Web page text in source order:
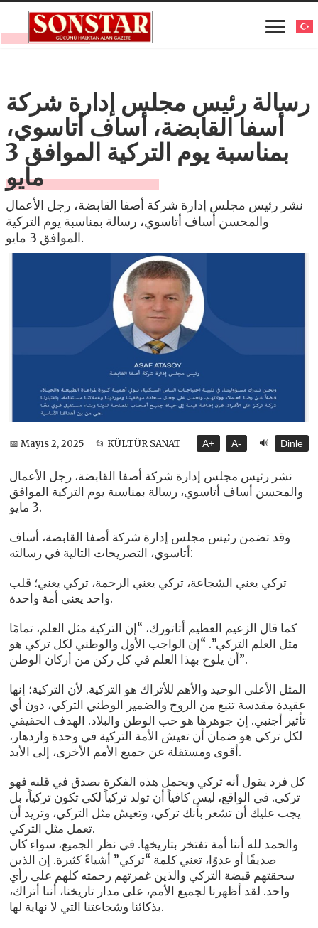
رسالة رئيس مجلس إدارة شركة
أسفا القابضة، أساف أتاسوي،
بمناسبة يوم التركية الموافق 3
مايو
نشر رئيس مجلس إدارة شركة أصفا القابضة، رجل الأعمال
والمحسن أساف أتاسوي، رسالة بمناسبة يوم التركية
الموافق 3 مايو.
📅 Mayıs 2, 2025 📂 KÜLTÜR SANAT A+ A- 🔊 Dinle
نشر رئيس مجلس إدارة شركة أصفا القابضة، رجل الأعمال
والمحسن أساف أتاسوي، رسالة بمناسبة يوم التركية الموافق
3 مايو.
وقد تضمن رئيس مجلس إدارة شركة أصفا القابضة، أساف
أتاسوي، التصريحات التالية في رسالته:
تركي يعني الشجاعة، تركي يعني الرحمة، تركي يعني؛ قلب
واحد يعني أمة واحدة.
كما قال الزعيم العظيم أتاتورك، “إن التركية مثل العلم، تمامًا
مثل العلم التركي”. “إن الواجب الأول والوطني لكل تركي هو
أن يلوح بهذا العلم في كل ركن من أركان الوطن”.
المثل الأعلى الوحيد والأهم للأتراك هو التركية. لأن التركية؛ إنها
عقيدة مقدسة تنبع من الروح والضمير الوطني التركي، دون أي
تأثير أجنبي. إن جوهرها هو حب الوطن والبلاد. الهدف الحقيقي
لكل تركي هو ضمان أن تعيش الأمة التركية في وحدة وازدهار،
أقوى ومستقلة عن جميع الأمم الأخرى، إلى الأبد.
كل فرد يقول أنه تركي ويحمل هذه الفكرة بصدق في قلبه فهو
تركي. في الواقع، ليس كافياً أن تولد تركياً لكي تكون تركياً، بل
يجب عليك أن تشعر بأنك تركي، وتعيش مثل التركي، وتريد أن
تعمل مثل التركي.
والحمد لله أننا أمة تفتخر بتاريخها. في نظر الجميع، سواء كان
صديقًا أو عدوًا، تعني كلمة “تركي” أشياءً كثيرة. إن الذين
سحقتهم قبضة التركي والذين غمرتهم رحمته كلهم ​​على رأي
واحد. لقد أظهرنا لجميع الأمم، على مدار تاريخنا، أننا أتراك،
بذكائنا وشجاعتنا التي لا نهاية لها.